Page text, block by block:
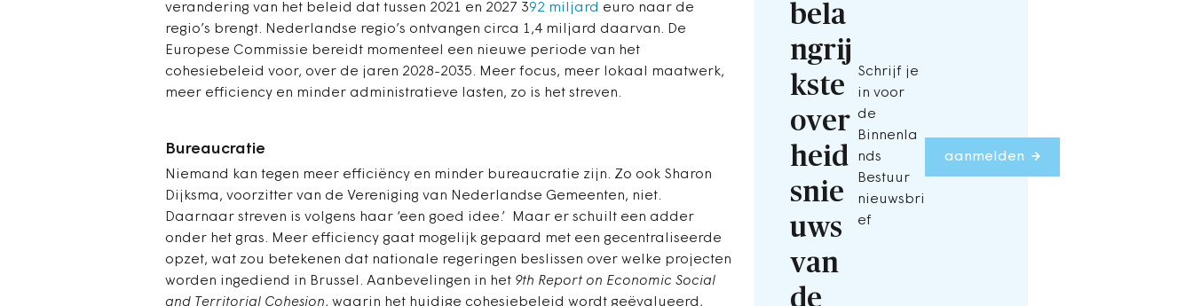
verandering van het beleid dat tussen 2021 en 2027 392 miljard euro naar de
regio’s brengt. Nederlandse regio’s ontvangen circa 1,4 miljard daarvan. De
Europese Commissie bereidt momenteel een nieuwe periode van het
cohesiebeleid voor, over de jaren 2028-2035. Meer focus, meer lokaal maatwerk,
meer efficiency en minder administratieve lasten, zo is het streven.
bela
ngrij
kste
over
heid
snie
uws
van
de
Schrijf je
in voor
de
Binnenla
nds
Bestuur
nieuwsbri
ef
aanmelden
Bureaucratie
Niemand kan tegen meer efficiëncy en minder bureaucratie zijn. Zo ook Sharon
Dijksma, voorzitter van de Vereniging van Nederlandse Gemeenten, niet.
Daarnaar streven is volgens haar ‘een goed idee.’ Maar er schuilt een adder
onder het gras. Meer efficiency gaat mogelijk gepaard met een gecentraliseerde
opzet, wat zou betekenen dat nationale regeringen beslissen over welke projecten
worden ingediend in Brussel. Aanbevelingen in het 9th Report on Economic Social
and Territorial Cohesion, waarin het huidige cohesiebeleid wordt geëvalueerd,